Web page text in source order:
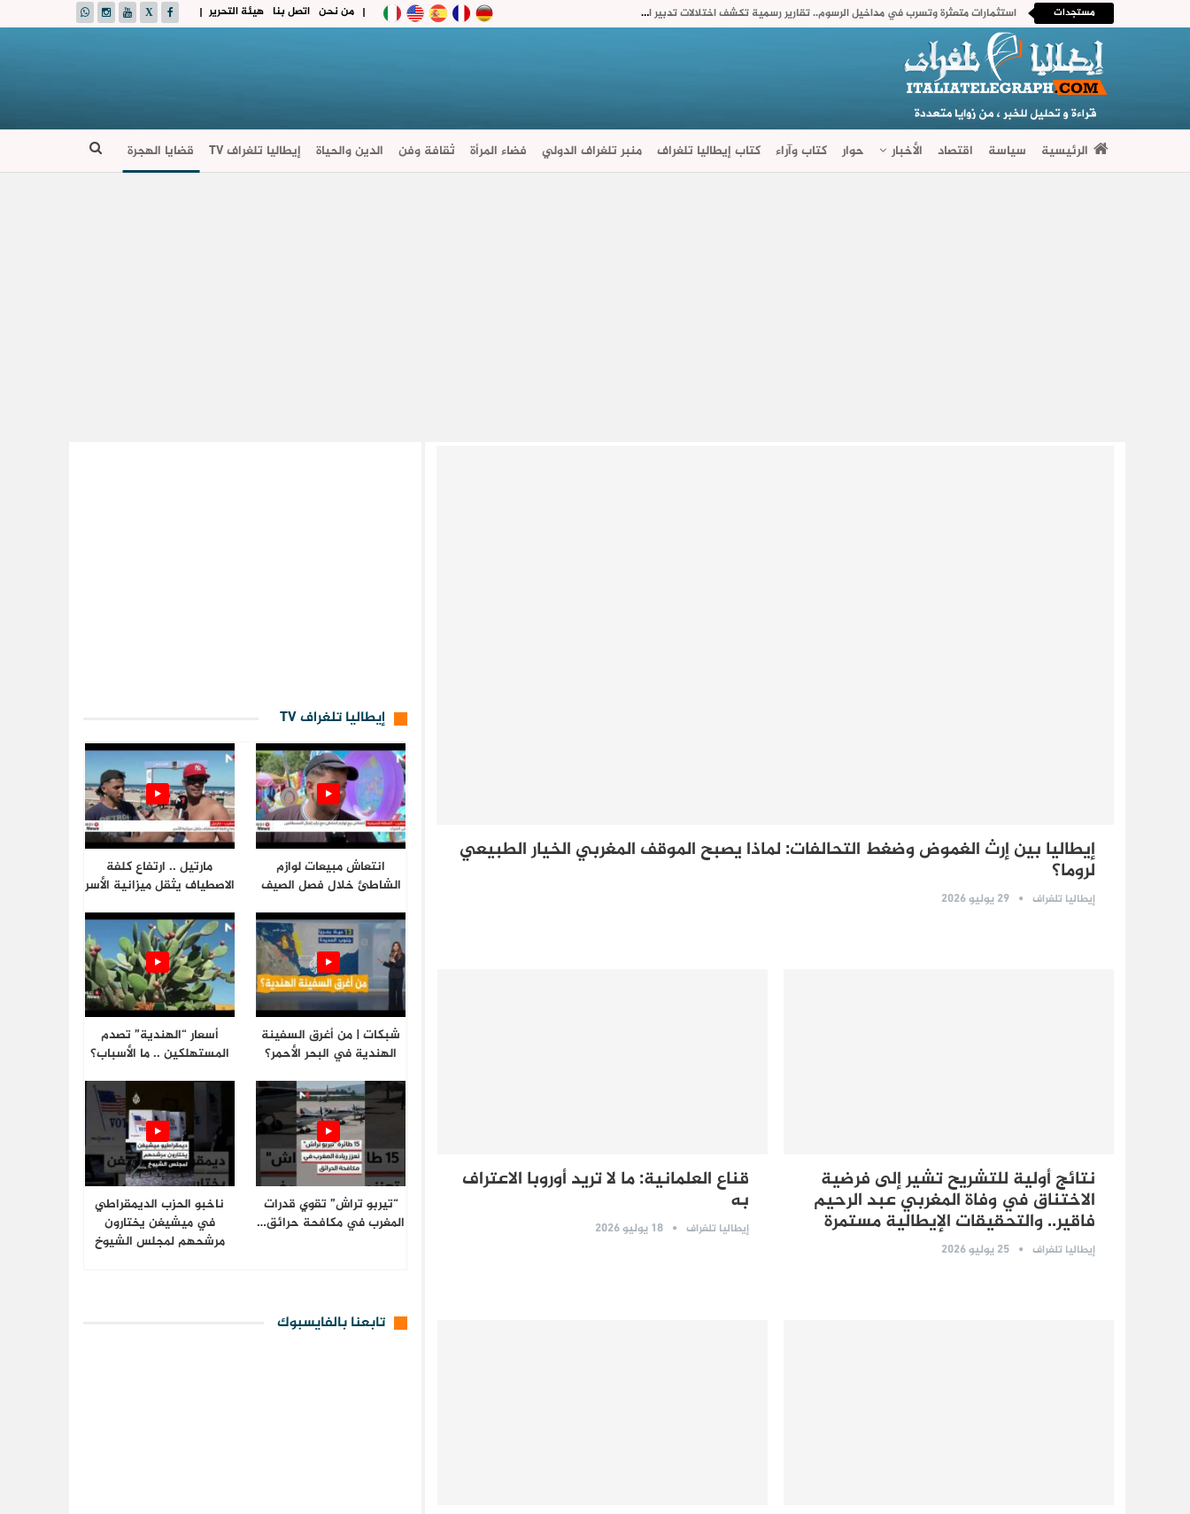
| هيئة التحرير اتصل بنا من نحن | مستجدات استثمارات متعثرة وتسرب في مداخيل الرسوم.. تقارير رسمية تكشف اختلالات تدبير الطرق السيارة بالمغرب
الرئيسية سياسة اقتصاد الأخبار حوار كتاب وآراء كتاب إيطاليا تلغراف منبر تلغراف الدولي فضاء المرأة ثقافة وفن الدين والحياة إيطاليا تلغراف TV قضايا الهجرة
إيطاليا بين إرث الغموض وضغط التحالفات: لماذا يصبح الموقف المغربي الخيار الطبيعي
لروما؟
إيطاليا تلغراف 29 يوليو 2026
نتائج أولية للتشريح تشير إلى فرضية
الاختناق في وفاة المغربي عبد الرحيم
فاقير.. والتحقيقات الإيطالية مستمرة
إيطاليا تلغراف 25 يوليو 2026
قناع العلمانية: ما لا تريد أوروبا الاعتراف
به
إيطاليا تلغراف 18 يوليو 2026
إيطاليا تلغراف TV
انتعاش مبيعات لوازم
الشاطئ خلال فصل الصيف
مارتيل .. ارتفاع كلفة
الاصطياف يثقل ميزانية الأسر
شبكات | من أغرق السفينة
الهندية في البحر الأحمر؟
أسعار “الهندية” تصدم
المستهلكين .. ما الأسباب؟
“تيربو تراش” تقوي قدرات
المغرب في مكافحة حرائق…
ناخبو الحزب الديمقراطي
في ميشيغن يختارون
مرشحهم لمجلس الشيوخ
تابعنا بالفايسبوك